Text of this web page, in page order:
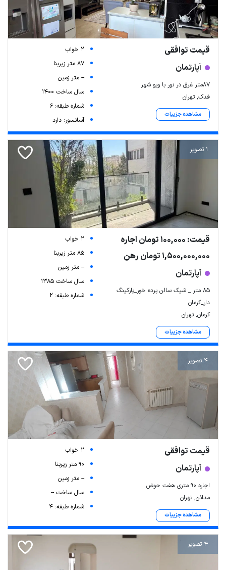
قیمت توافقی
آپارتمان
۸۷متر غرق در نور با ویو شهر
فدک, تهران
مشاهده جزییات
2 خواب
87 متر زیربنا
-- متر زمین
سال ساخت 1400
شماره طبقه: 6
آسانسور: دارد
1 تصویر
قیمت: 100,000 تومان اجاره
1,500,000,000 تومان رهن
آپارتمان
85 متر _ شیک سالن پرده خور_پارکینگ
دار_کرمان
کرمان, تهران
مشاهده جزییات
2 خواب
85 متر زیربنا
-- متر زمین
سال ساخت 1385
شماره طبقه: 2
4 تصویر
قیمت توافقی
آپارتمان
اجاره ۹۰ متری هفت حوض
مدائن, تهران
مشاهده جزییات
2 خواب
90 متر زیربنا
-- متر زمین
سال ساخت --
شماره طبقه: 4
4 تصویر